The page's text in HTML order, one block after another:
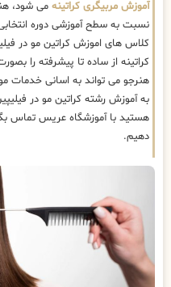
آموزش مربیگری کراتینه می شود،
نسبت به سطح آموزشی دوره
کلاس های اموزش کراتین مو در
کراتینه از ساده تا پیشرفته را
هنرجو می تواند به اسانی خدمات
به آموزش رشته کراتین مو در
هستید با آموزشگاه عریس تماس
دهیم.